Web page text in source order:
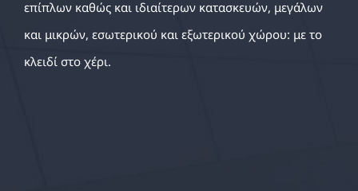
επίπλων καθώς και ιδιαίτερων κατασκευών, μεγάλων
και μικρών, εσωτερικού και εξωτερικού χώρου: με το
κλειδί στο χέρι.